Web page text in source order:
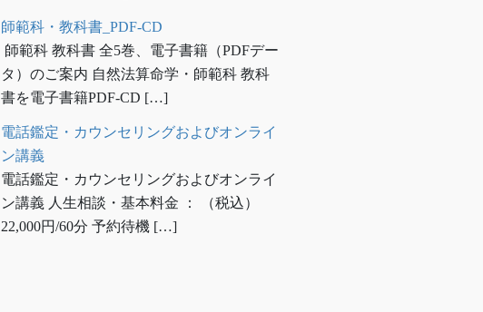
師範科・教科書_PDF-CD
師範科 教科書 全5巻、電子書籍（PDFデー
タ）のご案内 自然法算命学・師範科 教科
書を電子書籍PDF-CD […]
電話鑑定・カウンセリングおよびオンライ
ン講義
電話鑑定・カウンセリングおよびオンライ
ン講義 人生相談・基本料金 ： （税込）
22,000円/60分 予約待機 […]